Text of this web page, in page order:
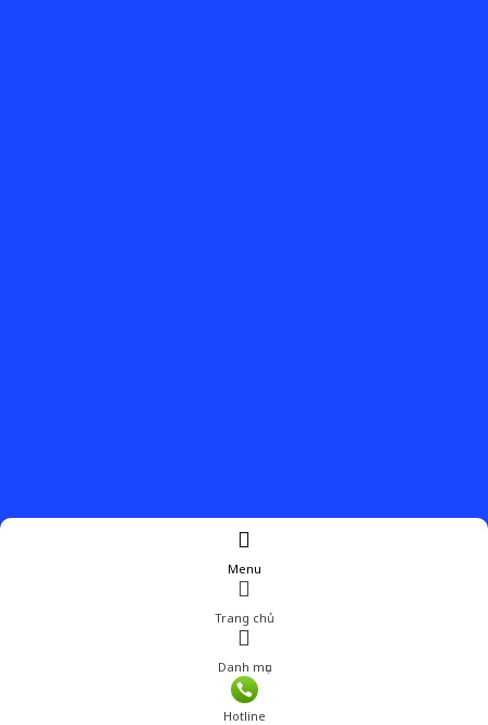
Menu
Trang chủ
Danh mục
Hotline